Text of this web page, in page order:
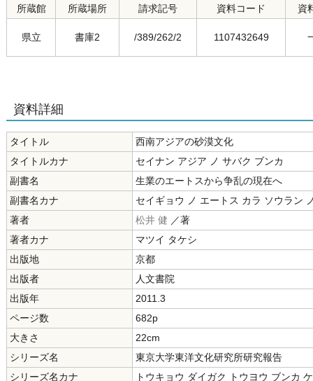
所蔵館 所蔵場所 請求記号 資料コード 資
県立 書庫2 /389/262/2 1107432649
資料詳細
タイトル
西南アジアの砂漠文化
タイトルカナ
セイナン アジア ノ サバク ブンカ
副書名
生業のエートスから争乱の現在へ
副書名カナ
セイギョウ ノ エートス カラ ソウラン
著者
松井 健 ／著
著者カナ
マツイ タケシ
出版地
京都
出版者
人文書院
出版年
2011.3
ページ数
682p
大きさ
22cm
シリーズ名
東京大学東洋文化研究所研究報告
シリーズ名カナ
トウキョウ ダイガク トウヨウ ブンカ